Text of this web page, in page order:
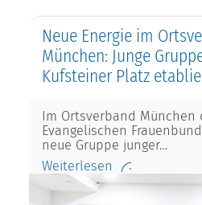
Neue Energie im
München: Junge
Kufsteiner Platz
Im Ortsverband München
Evangelischen
neue Gruppe junger…
Weiterlesen